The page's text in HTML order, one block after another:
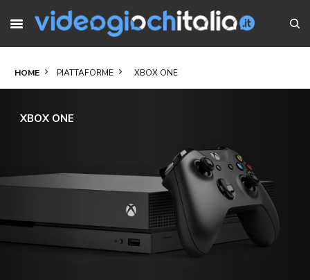
HOME PIATTAFORME XBOX ONE
XBOX ONE